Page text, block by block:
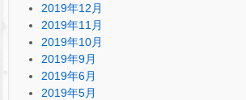
2019年12月
2019年11月
2019年10月
2019年9月
2019年6月
2019年5月